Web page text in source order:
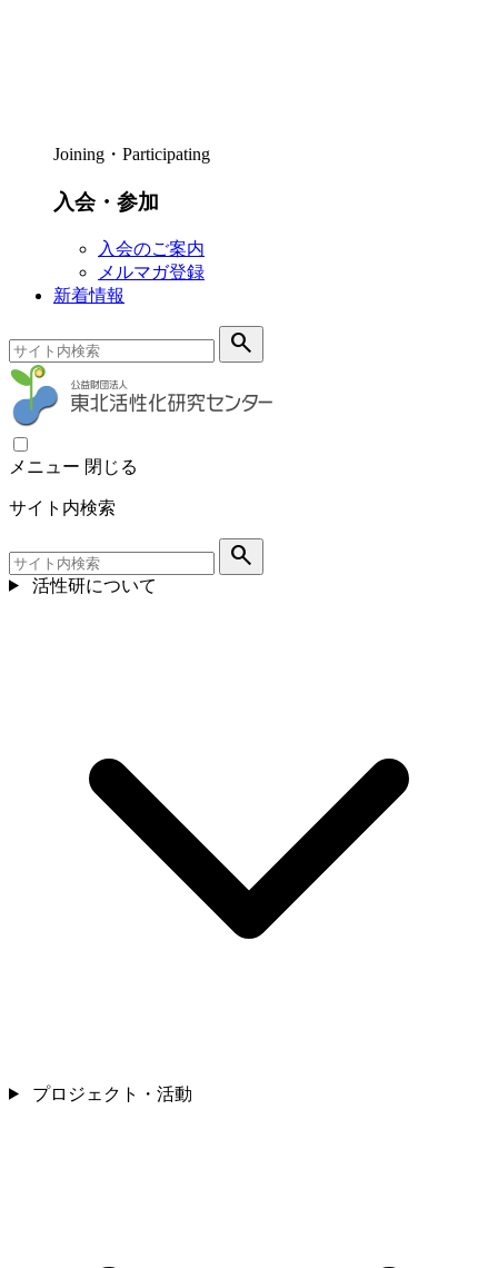
Joining・Participating
入会・参加
入会のご案内
メルマガ登録
新着情報
search
メニュー 閉じる
サイト内検索
search
活性研について
プロジェクト・活動